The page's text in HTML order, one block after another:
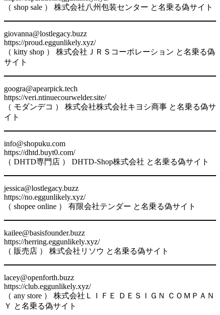
（ shop sale ） 株式会社八州包装センター と名乗る偽サイト
giovanna@lostlegacy.buzz
https://proud.eggunlikely.xyz/
（ kitty shop ） 株式会社ＪＲＳコーポレーション と名乗る偽
サイト
googra@apearpick.tech
https://veri.ntinuecourwelder.site/
（ モダンデコ ） 株式会社株式会社キヨシ商事 と名乗る偽サ
イト
info@shopuku.com
https://dhtd.buyt0.com/
（ DHTD専門店 ） DHTD-Shop株式会社 と名乗る偽サイト
jessica@lostlegacy.buzz
https://no.eggunlikely.xyz/
（ shopee online ） 有限会社テンダー と名乗る偽サイト
kailee@basisfounder.buzz
https://herring.eggunlikely.xyz/
（ 販売店 ） 株式会社リソウ と名乗る偽サイト
lacey@openforth.buzz
https://club.eggunlikely.xyz/
（ any store ） 株式会社ＬＩＦＥ ＤＥＳＩＧＮ ＣＯＭＰＡＮ
Ｙ と名乗る偽サイト